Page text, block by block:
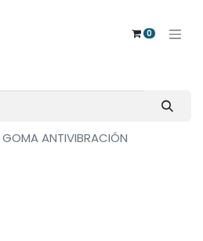
0
GOMA ANTIVIBRACIÓN